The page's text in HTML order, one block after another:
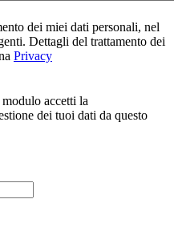
dei miei dati personali, nel
Dettagli del trattamento dei
Privacy
accetti la
dei tuoi dati da questo